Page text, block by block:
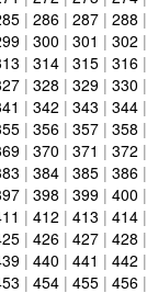
| 286| 287| 288 |
| 300 | 301 | 302 |
| 314| 315| 316|
| 328 | 329| 330 |
| 342 | 343 | 344|
| 356| 357| 358 |
| 370 | 371 | 372 |
| 384| 385| 386|
| 398 | 399| 400 |
| 412 | 413 | 414|
| 426| 427| 428 |
| 440 | 441 | 442 |
| 454| 455| 456|